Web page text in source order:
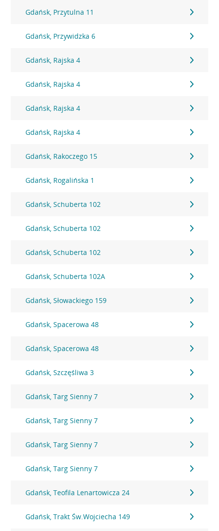
Gdańsk, Przytulna 11
Gdańsk, Przywidzka 6
Gdańsk, Rajska 4
Gdańsk, Rajska 4
Gdańsk, Rajska 4
Gdańsk, Rajska 4
Gdańsk, Rakoczego 15
Gdańsk, Rogalińska 1
Gdańsk, Schuberta 102
Gdańsk, Schuberta 102
Gdańsk, Schuberta 102
Gdańsk, Schuberta 102A
Gdańsk, Słowackiego 159
Gdańsk, Spacerowa 48
Gdańsk, Spacerowa 48
Gdańsk, Szczęśliwa 3
Gdańsk, Targ Sienny 7
Gdańsk, Targ Sienny 7
Gdańsk, Targ Sienny 7
Gdańsk, Targ Sienny 7
Gdańsk, Teofila Lenartowicza 24
Gdańsk, Trakt Św.Wojciecha 149